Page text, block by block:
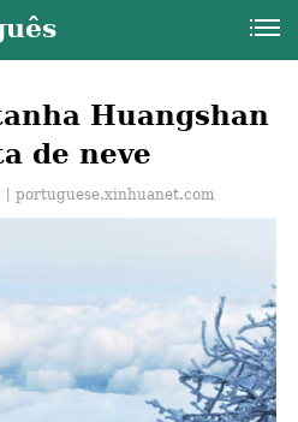
Huangshan
de neve
portuguese.xinhuanet.com